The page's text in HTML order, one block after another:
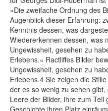
»Die zweifache Ordnung des
Augenblick dieser Erfahrung:
Kenntnis dessen, was
Wiedererkennen dessen, was
Ungewissheit, gesehen zu
Erlebens.« Ractliffes Bilder
Ungewissheit, gesehen zu
Erlebens.4 Sie zeigen die
der es so wenig zu sehen
Leere der Bilder, ihre zum
Geschichte ihren Platz